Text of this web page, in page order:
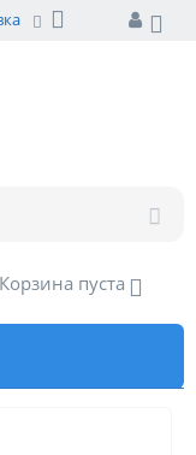
Корзина пуста